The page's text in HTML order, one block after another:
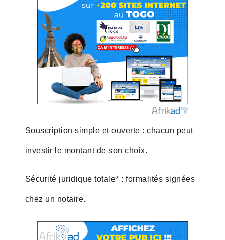
Souscription simple et ouverte : chacun peut
investir le montant de son choix.
Sécurité juridique totale* : formalités signées
chez un notaire.